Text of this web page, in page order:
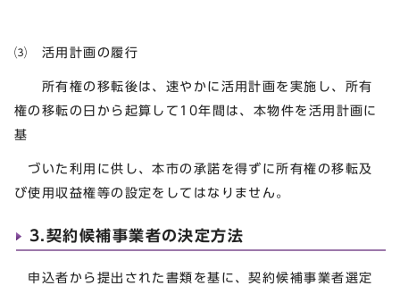
⑶ 活用計画の履行
所有権の移転後は、速やかに活用計画を実施し、所有
権の移転の日から起算して10年間は、本物件を活用計画に
基
づいた利用に供し、本市の承諾を得ずに所有権の移転及
び使用収益権等の設定をしてはなりません。
3.契約候補事業者の決定方法
申込者から提出された書類を基に、契約候補事業者選定